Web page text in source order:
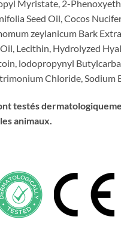
Myristate, 2-
Seed Oil, Cocos
zeylanicum Bark
Lecithin, Hydrolyzed
lodopropynyl
Chloride, Sodium
testés
animaux.